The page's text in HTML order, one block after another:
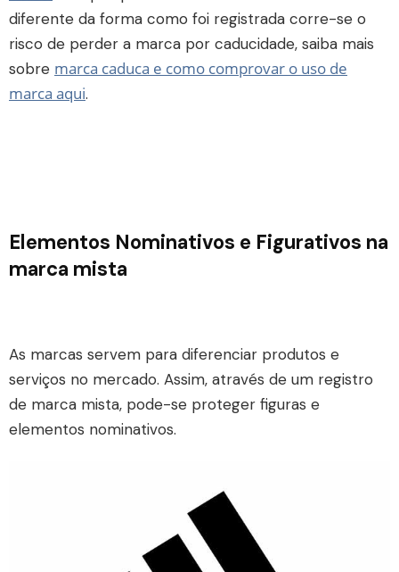
diferente da forma como foi registrada corre-se o
risco de perder a marca por caducidade, saiba mais
sobre marca caduca e como comprovar o uso de
marca aqui.
Elementos Nominativos e Figurativos na
marca mista
As marcas servem para diferenciar produtos e
serviços no mercado. Assim, através de um registro
de marca mista, pode-se proteger figuras e
elementos nominativos.